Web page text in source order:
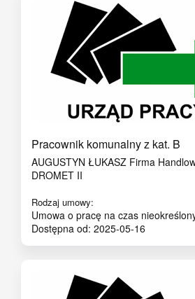
Pracownik komunalny z kat. B
AUGUSTYN ŁUKASZ Firma
DROMET II
Rodzaj umowy:
Umowa o pracę na czas
Dostępna od: 2025-05-16